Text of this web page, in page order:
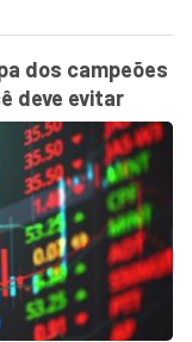
dos campeões
deve evitar